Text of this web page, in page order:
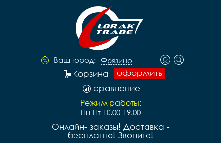
Ваш город: Фрязино
оформить
Корзина
сравнение
Режим работы:
Пн-Пт 10.00-19.00
Онлайн- заказы! Доставка -
бесплатно! Звоните!